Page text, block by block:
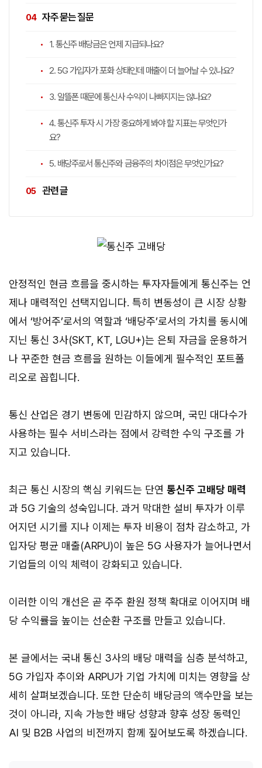
자주 묻는 질문
1. 통신주 배당금은 언제 지급되나요?
2. 5G 가입자가 포화 상태인데 매출이 더 늘어날 수 있나요?
3. 알뜰폰 때문에 통신사 수익이 나빠지지는 않나요?
4. 통신주 투자 시 가장 중요하게 봐야 할 지표는 무엇인가
요?
5. 배당주로서 통신주와 금융주의 차이점은 무엇인가요?
관련 글
안정적인 현금 흐름을 중시하는 투자자들에게 통신주는 언
제나 매력적인 선택지입니다. 특히 변동성이 큰 시장 상황
에서 ‘방어주’로서의 역할과 ‘배당주’로서의 가치를 동시에
지닌 통신 3사(SKT, KT, LGU+)는 은퇴 자금을 운용하거
나 꾸준한 현금 흐름을 원하는 이들에게 필수적인 포트폴
리오로 꼽힙니다.
통신 산업은 경기 변동에 민감하지 않으며, 국민 대다수가
사용하는 필수 서비스라는 점에서 강력한 수익 구조를 가
지고 있습니다.
최근 통신 시장의 핵심 키워드는 단연 통신주 고배당 매력
과 5G 기술의 성숙입니다. 과거 막대한 설비 투자가 이루
어지던 시기를 지나 이제는 투자 비용이 점차 감소하고, 가
입자당 평균 매출(ARPU)이 높은 5G 사용자가 늘어나면서
기업들의 이익 체력이 강화되고 있습니다.
이러한 이익 개선은 곧 주주 환원 정책 확대로 이어지며 배
당 수익률을 높이는 선순환 구조를 만들고 있습니다.
본 글에서는 국내 통신 3사의 배당 매력을 심층 분석하고,
5G 가입자 추이와 ARPU가 기업 가치에 미치는 영향을 상
세히 살펴보겠습니다. 또한 단순히 배당금의 액수만을 보는
것이 아니라, 지속 가능한 배당 성향과 향후 성장 동력인
AI 및 B2B 사업의 비전까지 함께 짚어보도록 하겠습니다.